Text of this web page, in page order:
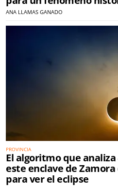
ANA LLAMAS GANADO
PROVINCIA
El algoritmo que
este enclave de
para ver el eclipse